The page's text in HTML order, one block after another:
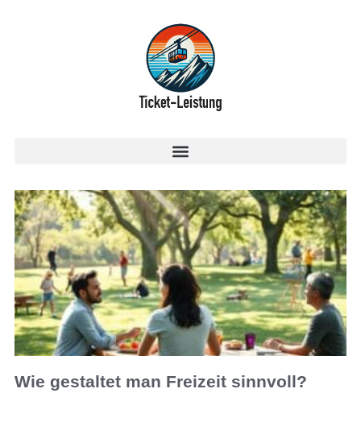
Wie gestaltet man Freizeit sinnvoll?